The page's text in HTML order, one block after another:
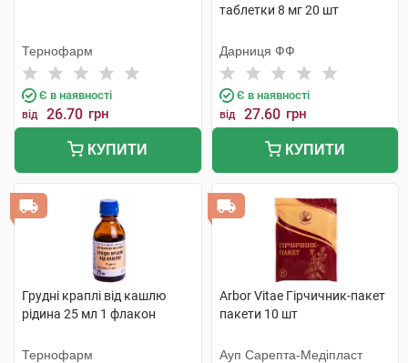
Тернофарм
Є в наявності
від 26.70 грн
КУПИТИ
таблетки 8 мг 20 шт
Дарниця ФФ
Є в наявності
від 27.60 грн
КУПИТИ
Грудні краплі від кашлю
рідина 25 мл 1 флакон
Тернофарм
Arbor Vitae Гірчичник-пакет
пакети 10 шт
Ауп Сарепта-Медіпласт